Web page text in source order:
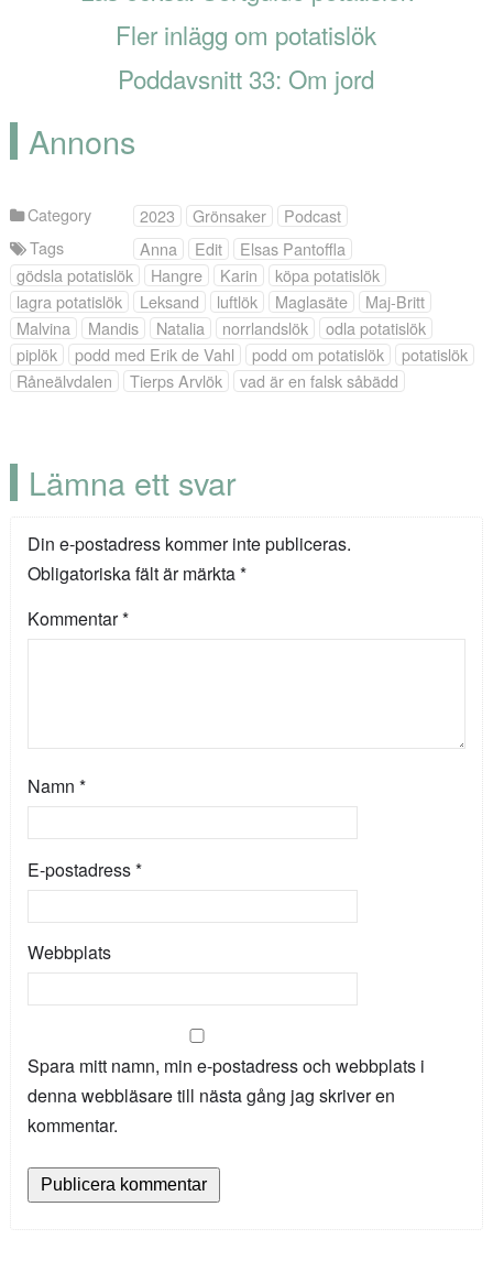
Fler inlägg om potatislök
Poddavsnitt 33: Om jord
Annons
Category 2023 Grönsaker
Podcast
Tags
Anna Edit
Elsas Pantoffla
gödsla potatislök
Hangre Karin
köpa potatislök
lagra potatislök
Leksand luftlök Maglasäte
Maj-Britt
Malvina
Mandis Natalia norrlandslök
odla potatislök
piplök
podd med Erik de Vahl podd om potatislök
potatislök
Råneälvdalen
Tierps Arvlök vad är en falsk såbädd
Lämna ett svar
Din e-postadress kommer inte publiceras.
Obligatoriska fält är märkta*
Kommentar*
Namn *
E-postadress*
Webbplats
Spara mitt namn, min e-postadress och webbplats i
denna webbläsare till nästa gång jag skriver en
kommentar.